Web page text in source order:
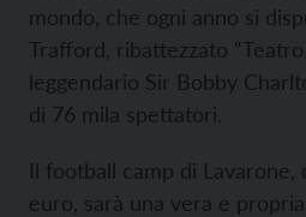
mondo, che ogni anno si
Trafford, ribattezzato
leggendario Sir Bobby
di 76 mila spettatori.
Il football camp di Lavarone,
euro, sarà una vera e